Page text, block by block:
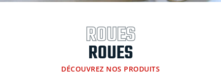
ROUES
ROUES
DÉCOUVREZ NOS PRODUITS